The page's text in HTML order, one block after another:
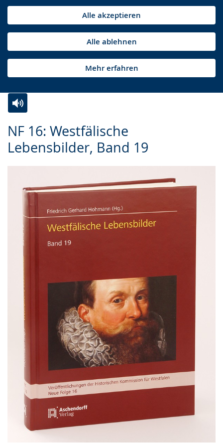
Alle akzeptieren
Alle ablehnen
Mehr erfahren
NF 16: Westfälische
Lebensbilder, Band 19
Leichten
Sprache
wechseln.
Audio-
Unterstützung.
Video
in
Deutscher
wird
angezeigt.